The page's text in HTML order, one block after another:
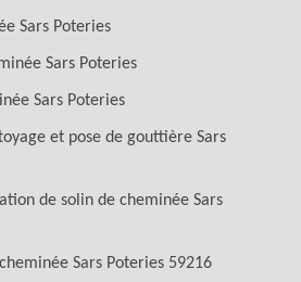
Sars Poteries
Sars Poteries
Sars Poteries
et pose de gouttière Sars
de solin de cheminée Sars
Sars Poteries 59216